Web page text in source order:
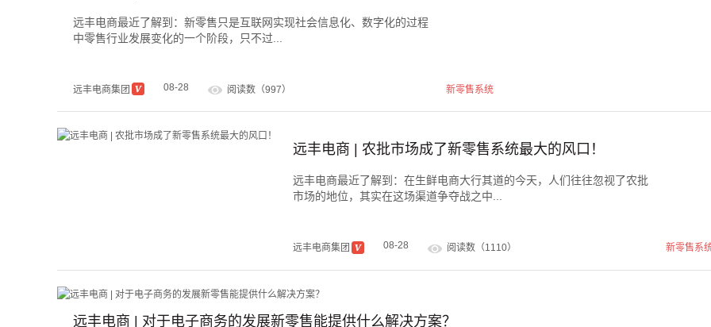
远丰电商最近了解到：新零售只是互联网实现社会信息化、数字化的过程
中零售行业发展变化的一个阶段，只不过...
远丰电商集团 08-28 阅读数（997） 新零售系统
远丰电商 | 农批市场成了新零售系统最大的风口！
远丰电商最近了解到：在生鲜电商大行其道的今天，人们往往忽视了农批
市场的地位，其实在这场渠道争夺战之中...
远丰电商集团 08-28 阅读数（1110） 新零售系
远丰电商 | 对于电子商务的发展新零售能提供什么解决方案？